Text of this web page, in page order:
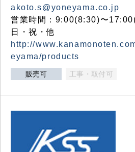
akoto.s@yoneyama.co.jp
営業時間：9:00(8:30)〜
日・祝・他
http://
eyama/products
販売可 工事・取付可